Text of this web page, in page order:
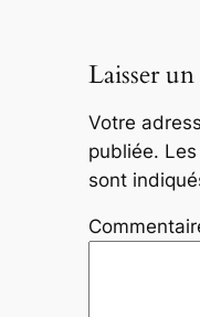
Laisser
Votre
publiée.
sont